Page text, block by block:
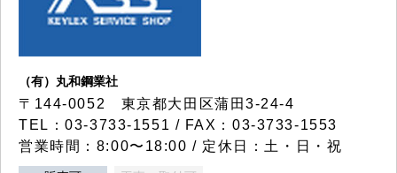
（有）丸和鋼業社
〒144-0052 東京都大田区蒲田3-24-4
TEL：03-3733-1551 / FAX：03-3733-1553
営業時間：8:00〜18:00 / 定休日：土・日・祝